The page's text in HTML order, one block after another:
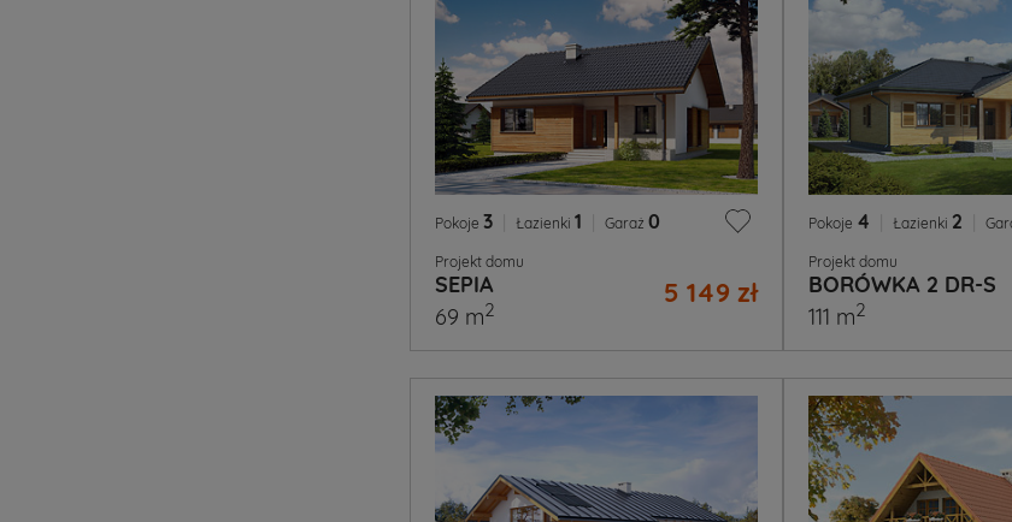
Pokoje 3 Łazienki 1 Garaż 0
Projekt domu
SEPIA 5 149 zł
69 m2
Pokoje 4 Łazienki 2
Projekt domu
BORÓWKA 2 DR-S
111 m2